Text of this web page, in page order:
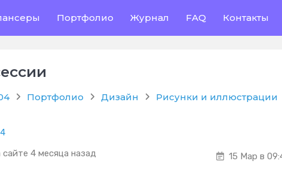
Портфолио Журнал FAQ Контакты
Портфолио Дизайн Рисунки и иллюстрации
сайте 4 месяца назад
15 Мар в